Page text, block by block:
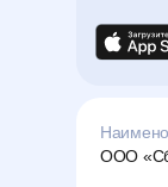
ООО